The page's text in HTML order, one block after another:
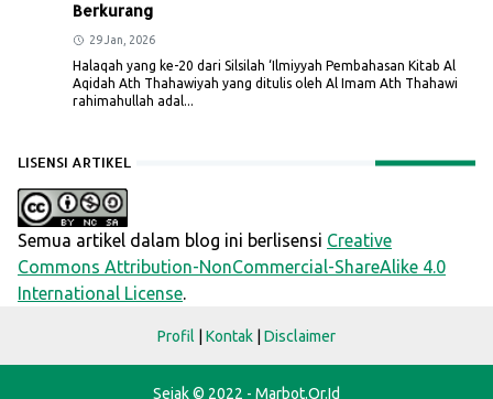
Berkurang
29 Jan, 2026
Halaqah yang ke-20 dari Silsilah ‘Ilmiyyah Pembahasan Kitab Al
Aqidah Ath Thahawiyah yang ditulis oleh Al Imam Ath Thahawi
rahimahullah adal...
LISENSI ARTIKEL
Semua artikel dalam blog ini berlisensi Creative
Commons Attribution-NonCommercial-ShareAlike 4.0
International License.
Profil Kontak Disclaimer
Sejak © 2022 - Marbot.Or.Id